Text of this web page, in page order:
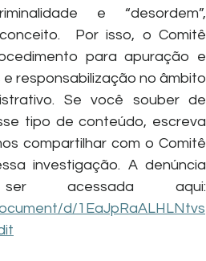
e “desordem”,
Por isso, o Comitê
para apuração e
responsabilização no âmbito
Se você souber de
tipo de conteúdo, escreva
compartilhar com o Comitê
investigação. A denúncia
acessada aqui:
d/1EaJpRaALHLNtvs